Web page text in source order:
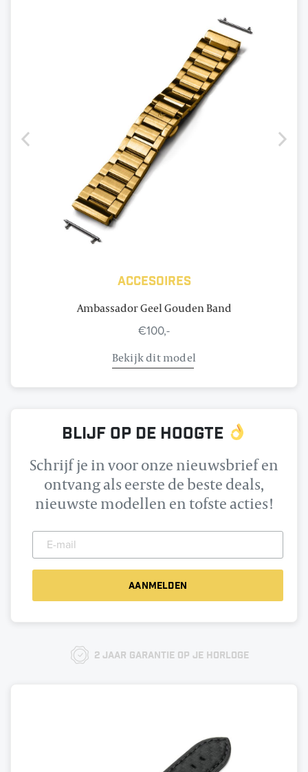
Accesoires
Ambassador Geel Gouden Band
€100,-
Bekijk dit model
Blijf op de hoogte
Schrijf je in voor onze nieuwsbrief en
ontvang als eerste de beste deals,
nieuwste modellen en tofste acties!
2 jaar garantie op je horloge